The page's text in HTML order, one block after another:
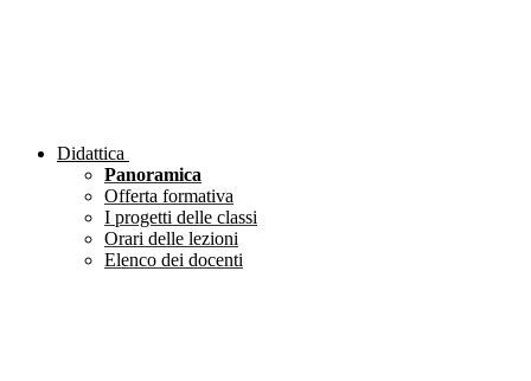
Didattica
Panoramica
Offerta formativa
I progetti delle classi
Orari delle lezioni
Elenco dei docenti